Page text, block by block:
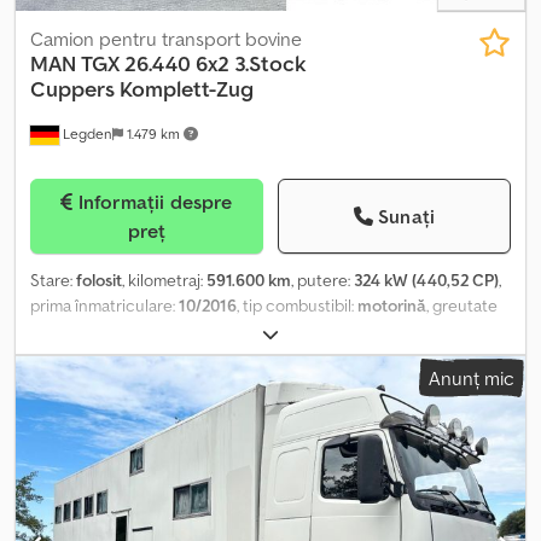
Legden 1.479 km
Camion pentru transport bovine
MAN TGX 26.440 6x2 3.Stock
Cuppers Komplett-Zug
preț
Sunați
Stare:folosit, kilometraj: 591.600 km, putere: 324 kW (440,52 CP),
prima înmatriculare:10/2016, tip combustibil: motorină, greutate
, configurație ax:3 axe
(TÜV):11/2026, culoare:verde, tip de angrenaj:automat, clasă de
Euro 6, Dotări:
aer condiționat, sistem de navigație,
încălzitor staționar, MAN TGX 26.440, remorcă cu 3 etaje, marca
Cuppers (12323) * Volan multifuncțional * Climatizare automată *
Încălzitor de staționare * Al doilea pat * Cutie frigorifică * Sistem
de navigație * Regulator de distanță * Ax direcțional/liftabil *
Suspensie pneumatică completă * Remorcă Cuppers cu 3 etaje,
pentru transportul animalelor * Rampă de încărcare hidraulică *
Anunț mic